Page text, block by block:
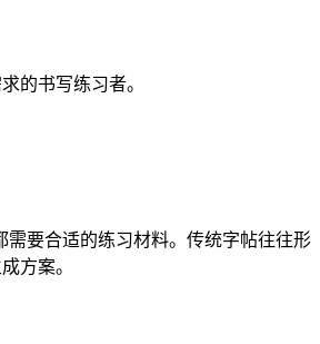
的书写练习者。
要合适的练习材料。传统字帖往往形
方案。